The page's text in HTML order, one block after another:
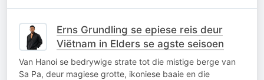
Erns Grundling se epiese reis deur
Viëtnam in Elders se agste seisoen
Van Hanoi se bedrywige strate tot die mistige berge van
Sa Pa, deur magiese grotte, ikoniese baaie en die